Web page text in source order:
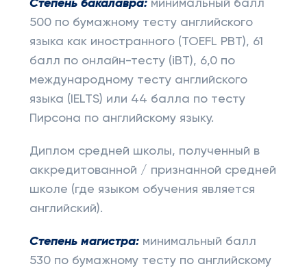
Степень бакалавра: минимальный балл
500 по бумажному тесту английского
языка как иностранного (TOEFL PBT), 61
балл по онлайн-тесту (iBT), 6,0 по
международному тесту английского
языка (IELTS) или 44 балла по тесту
Пирсона по английскому языку.
Диплом средней школы, полученный в
аккредитованной / признанной средней
школе (где языком обучения является
английский).
Степень магистра:минимальный балл
530 по бумажному тесту по английскому